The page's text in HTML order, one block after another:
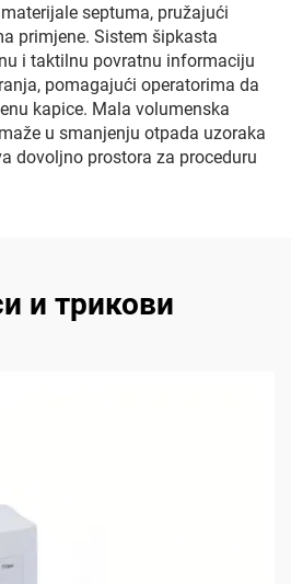
septuma, pružajući
primjene. Sistem šipkasta
i taktilnu povratnu informaciju
pomagajući operatorima da
kapice. Mala volumenska
u smanjenju otpada uzoraka
dovoljno prostora za proceduru
и трикови